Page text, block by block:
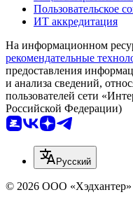
Пользовательское
ИТ аккредитация
На информационном
рекомендательные
предоставления
и анализа сведений,
пользователей сети
Российской Федерации)
Русский
© 2026 ООО «Хэдхантер»